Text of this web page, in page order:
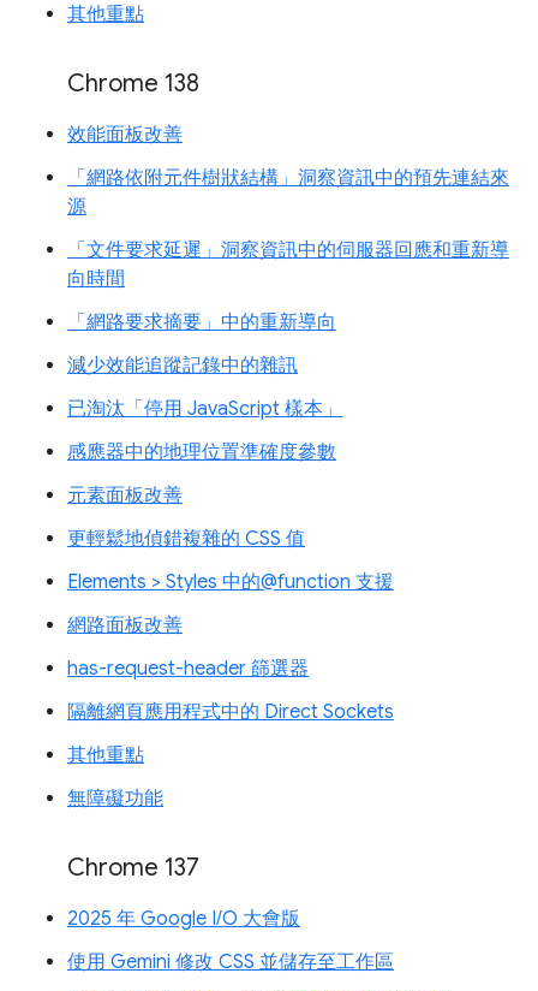
其他重點
Chrome 138
效能面板改善
「網路依附元件樹狀結構」洞察資訊中的預先連結來
源
「文件要求延遲」洞察資訊中的伺服器回應和重新導
向時間
「網路要求摘要」中的重新導向
減少效能追蹤記錄中的雜訊
已淘汰「停用 JavaScript 樣本」
感應器中的地理位置準確度參數
元素面板改善
更輕鬆地偵錯複雜的 CSS 值
Elements > Styles 中的@function 支援
網路面板改善
has-request-header 篩選器
隔離網頁應用程式中的 Direct Sockets
其他重點
無障礙功能
Chrome 137
2025 年 Google I/O 大會版
使用 Gemini 修改 CSS 並儲存至工作區